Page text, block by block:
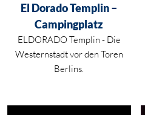
Aktueller Preis ist: 10,00 €.
El Dorado Templin –
Campingplatz
ELDORADO Templin - Die
Westernstadt vor den Toren
Berlins.